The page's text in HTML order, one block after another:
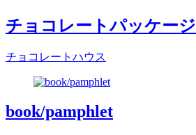
チョコレートパッケージ
チョコレートハウス
book/pamphlet